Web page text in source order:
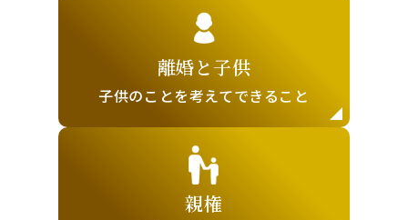
離婚と子供
子供のことを考えてできること
親権